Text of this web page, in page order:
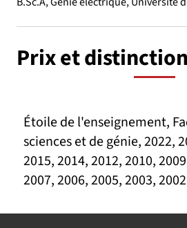
Prix et
Étoile de l'enseignement,
sciences et de génie, 2022,
2015, 2014, 2012, 2010,
2007, 2006, 2005, 2003, 2002